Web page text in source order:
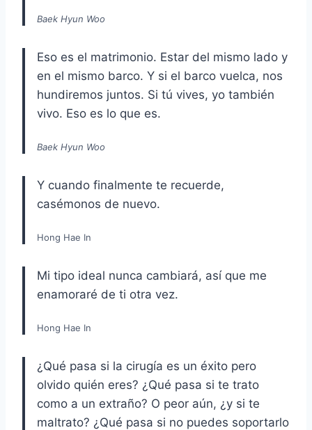
Baek Hyun Woo
Eso es el matrimonio. Estar del mismo lado y
en el mismo barco. Y si el barco vuelca, nos
hundiremos juntos. Si tú vives, yo también
vivo. Eso es lo que es.
Baek Hyun Woo
Y cuando finalmente te recuerde,
casémonos de nuevo.
Hong Hae In
Mi tipo ideal nunca cambiará, así que me
enamoraré de ti otra vez.
Hong Hae In
¿Qué pasa si la cirugía es un éxito pero
olvido quién eres? ¿Qué pasa si te trato
como a un extraño? O peor aún, ¿y si te
maltrato? ¿Qué pasa si no puedes soportarlo